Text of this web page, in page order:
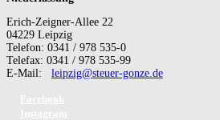
Erich-Zeigner-Allee 22
04229 Leipzig
Telefon: 0341 / 978 535-0
Telefax: 0341 / 978 535-99
E-Mail: leipzig@steuer-gonze.de